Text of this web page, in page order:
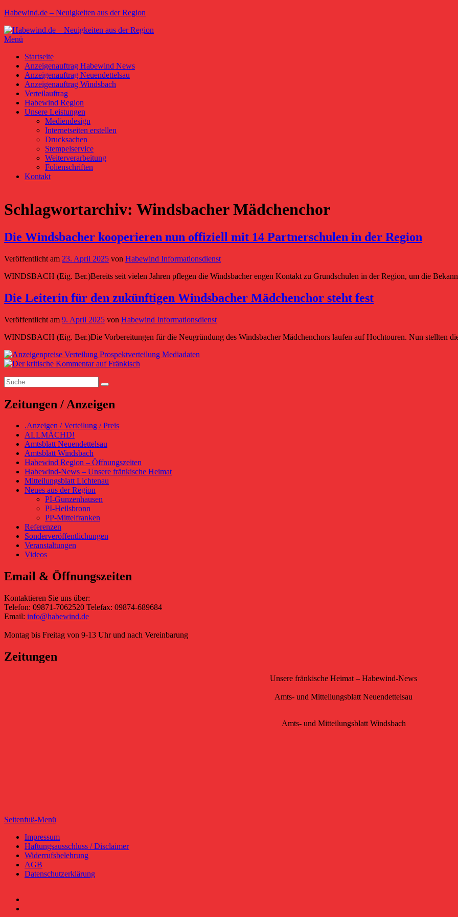
Zum
springen
Habewind.de – Neuigkeiten aus der Region
Menü
Primäres
Menü
Startseite
Anzeigenauftrag Habewind News
Anzeigenauftrag Neuendettelsau
Anzeigenauftrag Windsbach
Verteilauftrag
Habewind Region
Unsere Leistungen
Mediendesign
Internetseiten erstellen
Drucksachen
Stempelservice
Weiterverarbeitung
Folienschriften
Kontakt
Schlagwortarchiv: Windsbacher Mädchenchor
Die Windsbacher kooperieren nun offiziell mit 14 Partnerschulen in der Region
Veröffentlicht am 23. April 2025 von Habewind Informationsdienst
WINDSBACH (Eig. Ber.)Bereits seit vielen Jahren pflegen die Windsbacher engen Kontakt zu Grundschulen in der Region, um die
Die Leiterin für den zukünftigen Windsbacher Mädchenchor steht fest
Veröffentlicht am 9. April 2025 von Habewind Informationsdienst
WINDSBACH (Eig. Ber.)Die Vorbereitungen für die Neugründung des Windsbacher Mädchenchors laufen auf Hochtouren. Nun stellten
Primärer
Seitenleisten-
Widgetbereich
Suchen
nach:
Suchen
Zeitungen / Anzeigen
.Anzeigen / Verteilung / Preis
ALLMÄCHD!
Amtsblatt Neuendettelsau
Amtsblatt Windsbach
Habewind Region – Öffnungszeiten
Habewind-News – Unsere fränkische Heimat
Mitteilungsblatt Lichtenau
Neues aus der Region
PI-Gunzenhausen
PI-Heilsbronn
PP-Mittelfranken
Referenzen
Sonderveröffentlichungen
Veranstaltungen
Videos
Email & Öffnungszeiten
Kontaktieren Sie uns über:
Telefon: 09871-7062520 Telefax: 09874-689684
Email: info@habewind.de
Montag bis Freitag von 9-13 Uhr und nach Vereinbarung
Zeitungen
Unsere fränkische Heimat – Habewind-News
Amts- und Mitteilungsblatt Neuendettelsau
Amts- und Mitteilungsblatt Windsbach
Seitenfuß-Menü
Seitenfuß-
Menü
Impressum
Haftungsausschluss / Disclaimer
Widerrufsbelehrung
AGB
Datenschutzerklärung